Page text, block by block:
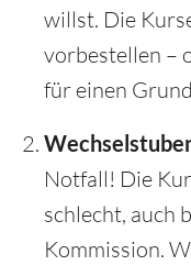
willst. Die
vorbestellen –
für einen
Notfall! Die
schlecht, auch
Kommission.